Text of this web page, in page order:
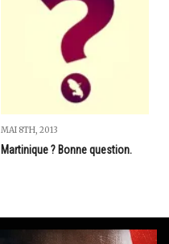
MAI 8TH, 2013
Martinique ? Bonne question.